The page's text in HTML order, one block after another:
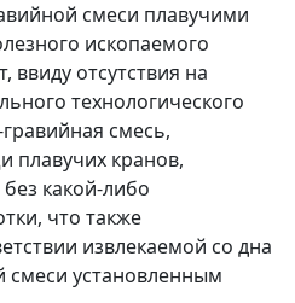
смеси плавучими
ископаемого
ввиду отсутствия на
технологического
смесь,
кранов,
какой-либо
что также
извлекаемой со дна
смеси установленным